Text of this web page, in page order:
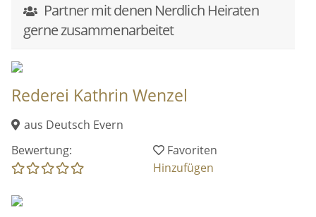
Partner mit denen Nerdlich Heiraten
gerne zusammenarbeitet
Rederei Kathrin Wenzel
aus Deutsch Evern
Bewertung:
Favoriten
Hinzufügen